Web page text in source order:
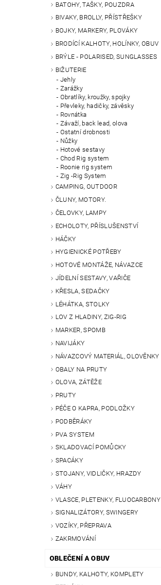
BATOHY, TAŠKY, POUZDRA
BIVAKY, BROLLY, PŘÍSTŘEŠKY
BOJKY, MARKERY, PLOVÁKY
BRODÍCÍ KALHOTY, HOLÍNKY, OBUV
BRÝLE - POLARISED, SUNGLASSES
BIŽUTERIE
Jehly
Zarážky
Obratlíky, kroužky, spojky
Převleky, hadičky, závěsky
Rovnátka
Závaží, back lead, olova
Ostatní drobnosti
Nůžky
Hotové sestavy
Chod Rig system
Roonie rig system
Zig -Rig System
CAMPING, OUTDOOR
ČLUNY, MOTORY.
ČELOVKY, LAMPY
ECHOLOTY, PŘÍSLUŠENSTVÍ
HÁČKY
HYGIENICKÉ POTŘEBY
HOTOVÉ MONTÁŽE, NÁVAZCE
JÍDELNÍ SESTAVY, VAŘIČE
KŘESLA, SEDAČKY
LÉHÁTKA, STOLKY
LOV Z HLADINY, ZIG-RIG
MARKER, SPOMB
NAVIJÁKY
NÁVAZCOVÝ MATERIÁL, OLOVĚNKY
OBALY NA PRUTY
OLOVA, ZÁTĚŽE
PRUTY
PÉČE O KAPRA, PODLOŽKY
PODBĚRÁKY
PVA SYSTEM
SKLADOVACÍ POMŮCKY
SPACÁKY
STOJANY, VIDLIČKY, HRAZDY
VÁHY
VLASCE, PLETENKY, FLUOCARBONY
SIGNALIZÁTORY, SWINGERY
VOZÍKY, PŘEPRAVA
ZAKRMOVÁNÍ
OBLEČENÍ A OBUV
BUNDY, KALHOTY, KOMPLETY